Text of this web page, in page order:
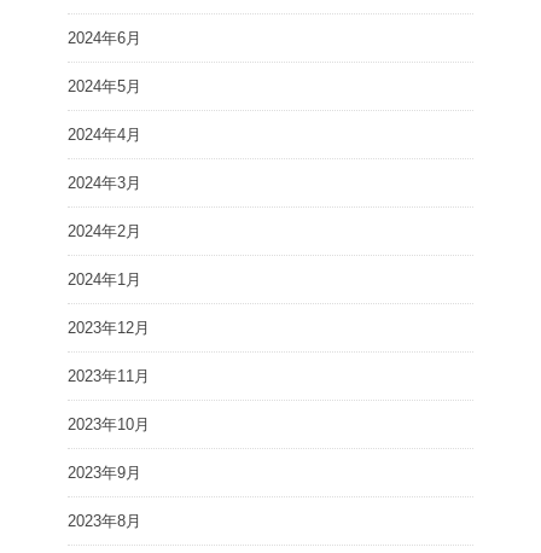
2024年6月
2024年5月
2024年4月
2024年3月
2024年2月
2024年1月
2023年12月
2023年11月
2023年10月
2023年9月
2023年8月